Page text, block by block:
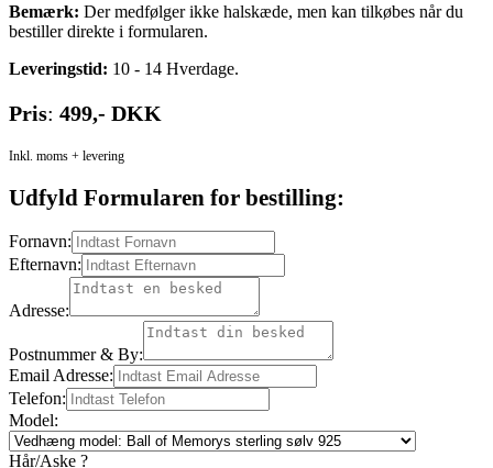
Bemærk: Der medfølger ikke halskæde, men kan tilkøbes når du
bestiller direkte i formularen.
Leveringstid: 10 - 14 Hverdage.
Pris: 499,- DKK
Inkl. moms + levering
Udfyld Formularen for bestilling:
Fornavn:
Efternavn:
Adresse:
Postnummer & By:
Email Adresse:
Telefon:
Model:
Hår/Aske ?